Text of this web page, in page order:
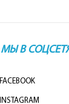
МЫ В
FACEBOOK
INSTAGRAM